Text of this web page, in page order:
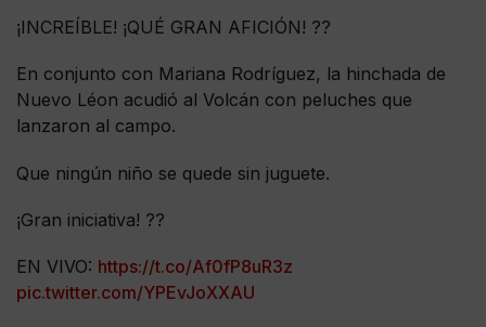
¡INCREÍBLE! ¡QUÉ GRAN AFICIÓN! ??
En conjunto con Mariana Rodríguez, la hinchada de
Nuevo Léon acudió al Volcán con peluches que
lanzaron al campo.
Que ningún niño se quede sin juguete.
¡Gran iniciativa! ??
EN VIVO: https://t.co/Af0fP8uR3z
pic.twitter.com/YPEvJoXXAU